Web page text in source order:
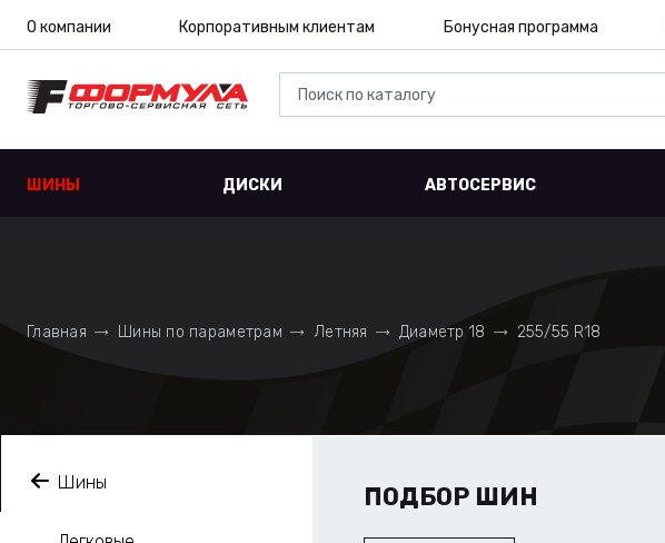
О компании Корпоративным клиентам Бонусная программа
ШИНЫ ДИСКИ АВТОСЕРВИС
Главная Шины по параметрам Летняя Диаметр 18 255/55 R18
Шины ПОДБОР ШИН